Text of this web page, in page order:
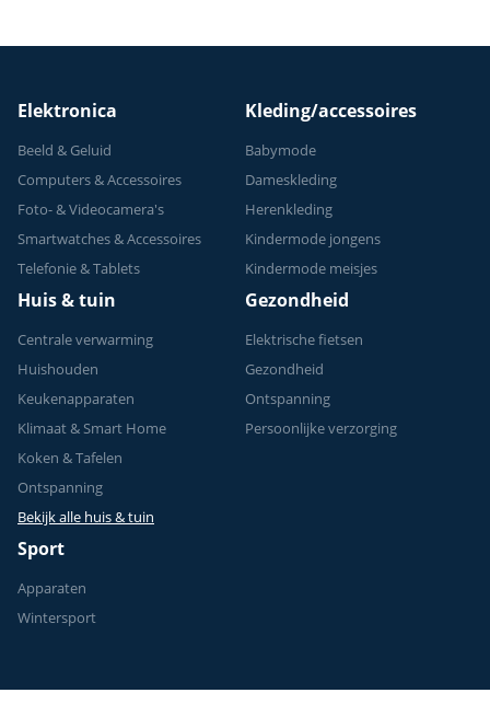
Elektronica
Beeld & Geluid
Computers & Accessoires
Foto- & Videocamera's
Smartwatches & Accessoires
Telefonie & Tablets
Kleding/accessoires
Babymode
Dameskleding
Herenkleding
Kindermode jongens
Kindermode meisjes
Huis & tuin
Centrale verwarming
Huishouden
Keukenapparaten
Klimaat & Smart Home
Koken & Tafelen
Ontspanning
Bekijk alle huis & tuin
Gezondheid
Elektrische fietsen
Gezondheid
Ontspanning
Persoonlijke verzorging
Sport
Apparaten
Wintersport